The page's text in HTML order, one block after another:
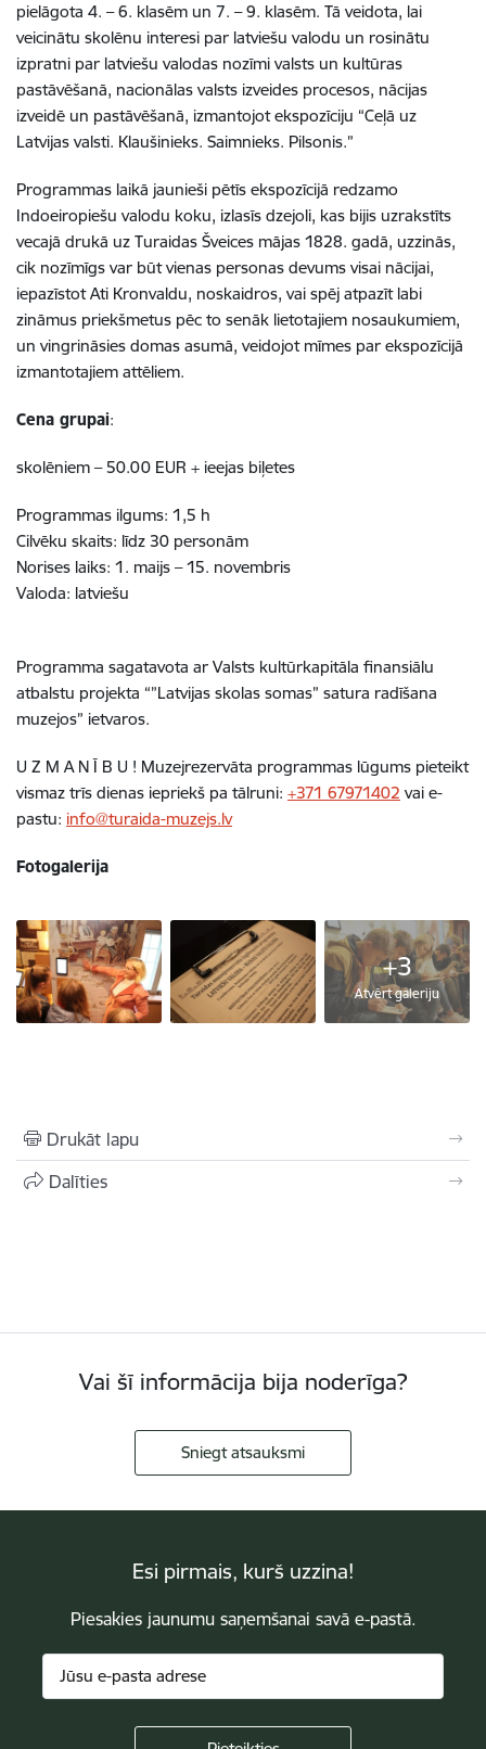
pielāgota 4. – 6. klasēm un 7. – 9. klasēm. Tā veidota, lai
veicinātu skolēnu interesi par latviešu valodu un rosinātu
izpratni par latviešu valodas nozīmi valsts un kultūras
pastāvēšanā, nacionālas valsts izveides procesos, nācijas
izveidē un pastāvēšanā, izmantojot ekspozīciju “Ceļā uz
Latvijas valsti. Klaušinieks. Saimnieks. Pilsonis.”
Programmas laikā jaunieši pētīs ekspozīcijā redzamo
Indoeiropiešu valodu koku, izlasīs dzejoli, kas bijis uzrakstīts
vecajā drukā uz Turaidas Šveices mājas 1828. gadā, uzzinās,
cik nozīmīgs var būt vienas personas devums visai nācijai,
iepazīstot Ati Kronvaldu, noskaidros, vai spēj atpazīt labi
zināmus priekšmetus pēc to senāk lietotajiem nosaukumiem,
un vingrināsies domas asumā, veidojot mīmes par ekspozīcijā
izmantotajiem attēliem.
Cena grupai:
skolēniem – 50.00 EUR + ieejas biļetes
Programmas ilgums: 1,5 h
Cilvēku skaits: līdz 30 personām
Norises laiks: 1. maijs – 15. novembris
Valoda: latviešu
Programma sagatavota ar Valsts kultūrkapitāla finansiālu
atbalstu projekta “”Latvijas skolas somas” satura radīšana
muzejos” ietvaros.
U Z M A N Ī B U ! Muzejrezervāta programmas lūgums pieteikt
vismaz trīs dienas iepriekš pa tālruni: +371 67971402 vai e-
pastu: info@turaida-muzejs.lv
Fotogalerija
+3
Atvērt galeriju
Drukāt lapu
Dalīties
Vai šī informācija bija noderīga?
Sniegt atsauksmi
Esi pirmais, kurš uzzina!
Piesakies jaunumu saņemšanai savā e-pastā.